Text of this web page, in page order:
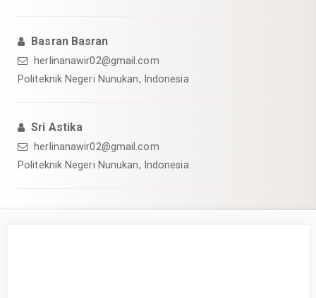
Basran Basran
herlinanawir02@gmail.com
Politeknik Negeri Nunukan, Indonesia
Sri Astika
herlinanawir02@gmail.com
Politeknik Negeri Nunukan, Indonesia